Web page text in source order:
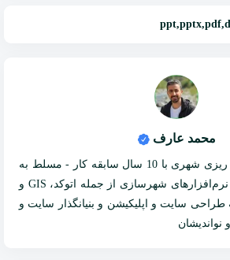
محمد عارف
کارشناس ارشد برنامه ریزی شهری با 10 سال سابقه کار - مسلط به
تهیه طرح‌های شهری و نرم‌افزارهای شهرسازی از جمله اتوکد، GIS و
طراحی سایت و اپلیکیشن و بنیانگذار سایت و
نواندیشان